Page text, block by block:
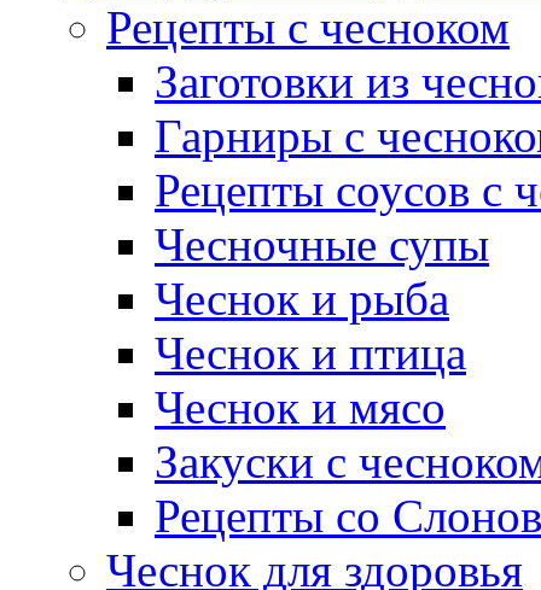
Рецепты с чесноком
Заготовки из
Гарниры с
Рецепты соусов с
Чесночные супы
Чеснок и рыба
Чеснок и птица
Чеснок и мясо
Закуски с
Рецепты со
Чеснок для здоровья